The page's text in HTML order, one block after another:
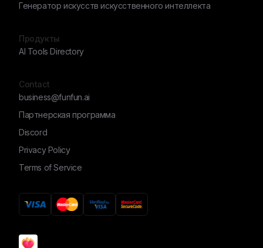
Генератор искусств искусственного интеллекта
Продукты
AI Tools Directory
Contact
business@funfun.ai
Партнерская программа
Discord
Privacy Policy
Terms of Service